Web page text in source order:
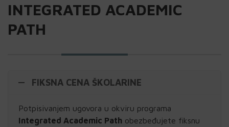
INTEGRATED ACADEMIC
PATH
FIKSNA CENA ŠKOLARINE
Potpisivanjem ugovora u okviru programa
Integrated Academic Path obezbeđujete fiksnu